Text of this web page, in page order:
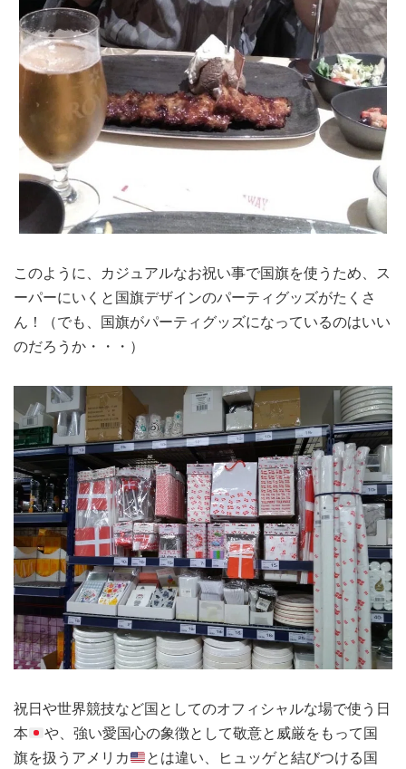
このように、カジュアルなお祝い事で国旗を使うため、ス
ーパーにいくと国旗デザインのパーティグッズがたくさ
ん！（でも、国旗がパーティグッズになっているのはいい
のだろうか・・・）
祝日や世界競技など国としてのオフィシャルな場で使う日
本
や、強い愛国心の象徴として敬意と威厳をもって国
旗を扱うアメリカ
とは違い、ヒュッゲと結びつける国